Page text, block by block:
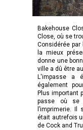
Bakehouse
Close, où se
Considérée
la mieux
donne une
ville a dû être
L'impasse a
également
Plus important
passe où se
l’imprimerie.
était autrefois
de Cock and